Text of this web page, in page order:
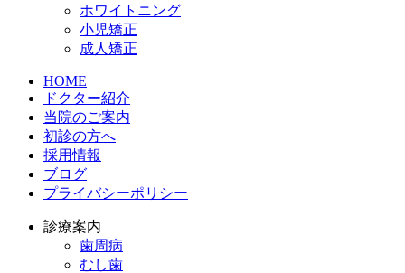
ホワイトニング
小児矯正
成人矯正
HOME
ドクター紹介
当院のご案内
初診の方へ
採用情報
ブログ
プライバシーポリシー
診療案内
歯周病
むし歯